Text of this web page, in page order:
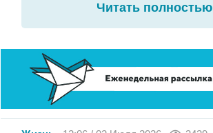
Читать полностью